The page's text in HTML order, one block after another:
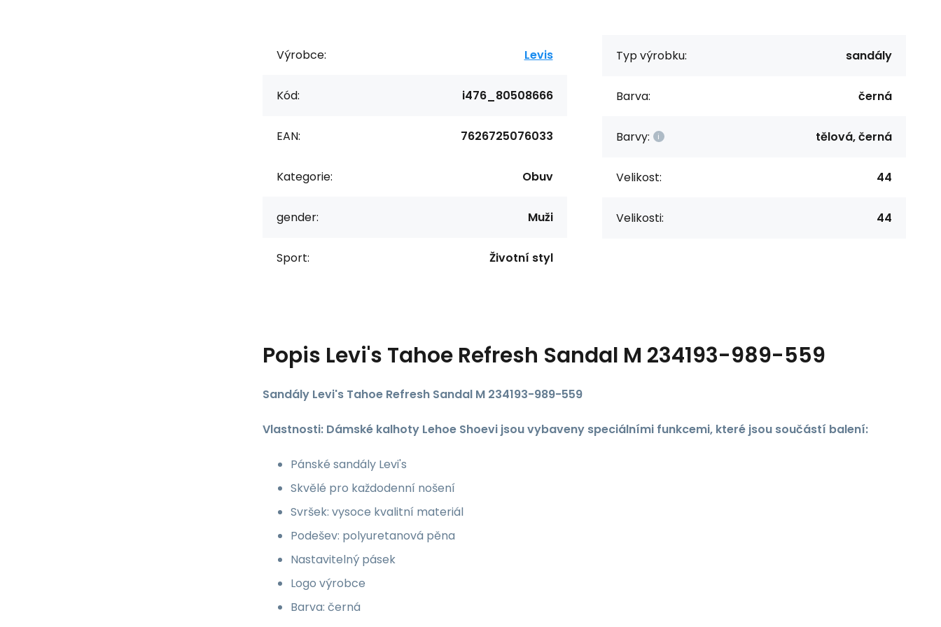
Výrobce: Levis
Kód: i476_80508666
EAN: 7626725076033
Kategorie: Obuv
gender: Muži
Sport: Životní styl
Typ výrobku: sandály
Barva: černá
Barvy: tělová, černá
Velikost: 44
Velikosti: 44
Popis Levi's Tahoe Refresh Sandal M 234193-989-559
Sandály Levi's Tahoe Refresh Sandal M 234193-989-559
Vlastnosti: Dámské kalhoty Lehoe Shoevi jsou vybaveny speciálními funkcemi, které jsou součástí balení:
Pánské sandály Levi's
Skvělé pro každodenní nošení
Svršek: vysoce kvalitní materiál
Podešev: polyuretanová pěna
Nastavitelný pásek
Logo výrobce
Barva: černá